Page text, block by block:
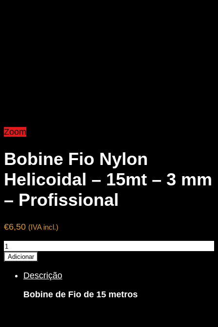
Zoom
Bobine Fio Nylon
Helicoidal – 15mt – 3 mm
– Profissional
€6,50 (IVA incl.)
Quantidade
de
Fio
Helicoidal
Adicionar
Descrição
Bobine de Fio de 15 metros